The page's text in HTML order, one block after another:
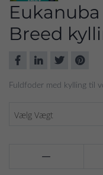
Breed
Fuldfoder med kylling til
